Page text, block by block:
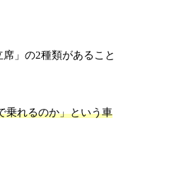
」の2種類があること
乗れるのか」という車